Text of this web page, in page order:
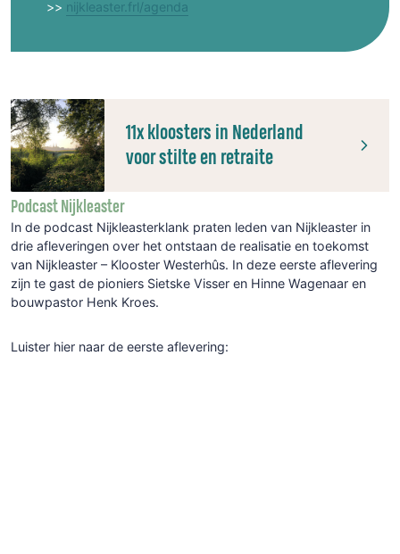
>> nijkleaster.frl/agenda
11x kloosters in Nederland
voor stilte en retraite
Podcast Nijkleaster
In de podcast Nijkleasterklank praten leden van Nijkleaster in
drie afleveringen over het ontstaan de realisatie en toekomst
van Nijkleaster – Klooster Westerhûs. In deze eerste aflevering
zijn te gast de pioniers Sietske Visser en Hinne Wagenaar en
bouwpastor Henk Kroes.
Luister hier naar de eerste aflevering: